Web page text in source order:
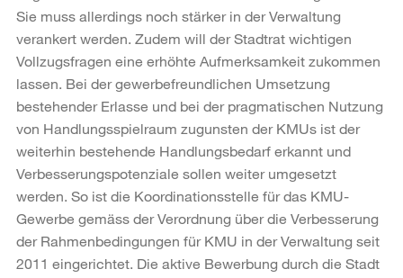
Sie muss allerdings noch stärker in der Verwaltung
verankert werden. Zudem will der Stadtrat wichtigen
Vollzugsfragen eine erhöhte Aufmerksamkeit zukommen
lassen. Bei der gewerbefreundlichen Umsetzung
bestehender Erlasse und bei der pragmatischen Nutzung
von Handlungsspielraum zugunsten der KMUs ist der
weiterhin bestehende Handlungsbedarf erkannt und
Verbesserungspotenziale sollen weiter umgesetzt
werden. So ist die Koordinationsstelle für das KMU-
Gewerbe gemäss der Verordnung über die Verbesserung
der Rahmenbedingungen für KMU in der Verwaltung seit
2011 eingerichtet. Die aktive Bewerbung durch die Stadt